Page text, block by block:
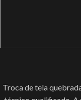
Troca de tela